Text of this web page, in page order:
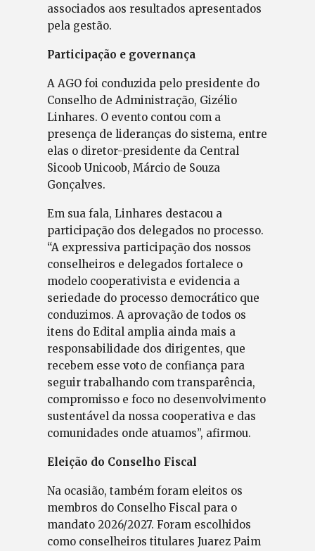
associados aos resultados apresentados
pela gestão.
Participação e governança
A AGO foi conduzida pelo presidente do
Conselho de Administração, Gizélio
Linhares. O evento contou com a
presença de lideranças do sistema, entre
elas o diretor-presidente da Central
Sicoob Unicoob, Márcio de Souza
Gonçalves.
Em sua fala, Linhares destacou a
participação dos delegados no processo.
“A expressiva participação dos nossos
conselheiros e delegados fortalece o
modelo cooperativista e evidencia a
seriedade do processo democrático que
conduzimos. A aprovação de todos os
itens do Edital amplia ainda mais a
responsabilidade dos dirigentes, que
recebem esse voto de confiança para
seguir trabalhando com transparência,
compromisso e foco no desenvolvimento
sustentável da nossa cooperativa e das
comunidades onde atuamos”, afirmou.
Eleição do Conselho Fiscal
Na ocasião, também foram eleitos os
membros do Conselho Fiscal para o
mandato 2026/2027. Foram escolhidos
como conselheiros titulares Juarez Paim